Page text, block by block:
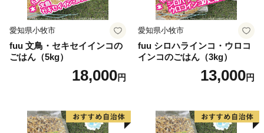
愛知県小牧市
fuu 文鳥・セキセイインコの
ごはん（5kg）
18,000円
愛知県小牧市
fuu シロハラインコ・ウロコ
インコのごはん（3kg）
13,000円